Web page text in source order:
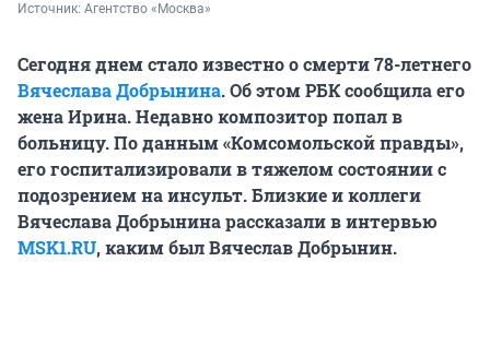
Источник: Агентство «Москва»
Сегодня днем стало известно о смерти 78-летнего
Вячеслава Добрынина. Об этом РБК сообщила его
жена Ирина. Недавно композитор попал в
больницу. По данным «Комсомольской правды»,
его госпитализировали в тяжелом состоянии с
подозрением на инсульт. Близкие и коллеги
Вячеслава Добрынина рассказали в интервью
MSK1.RU, каким был Вячеслав Добрынин.